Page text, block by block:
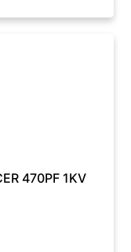
470PF 1KV